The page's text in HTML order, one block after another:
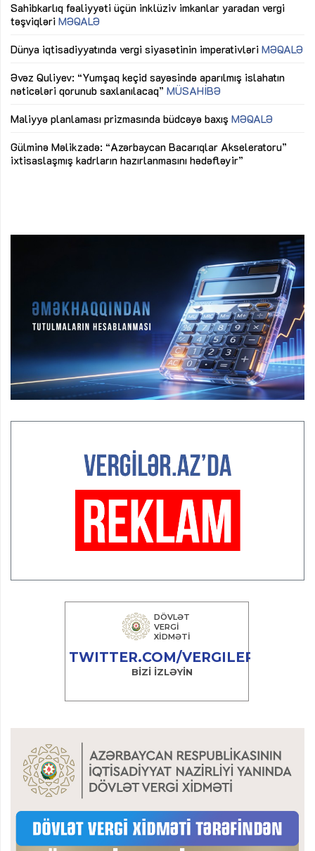
Sahibkarlıq fəaliyyəti üçün inklüziv imkanlar yaradan vergi
təşviqləri MƏQALƏ
Dünya iqtisadiyyatında vergi siyasətinin imperativləri MƏQALƏ
Əvəz Quliyev: “Yumşaq keçid sayəsində aparılmış islahatın
nəticələri qorunub saxlanılacaq” MÜSAHİBƏ
Maliyyə planlaması prizmasında büdcəyə baxış MƏQALƏ
Gülminə Məlikzadə: “Azərbaycan Bacarıqlar Akseleratoru”
ixtisaslaşmış kadrların hazırlanmasını hədəfləyir”